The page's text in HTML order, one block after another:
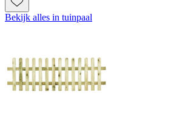
Bekijk alles in tuinpaal